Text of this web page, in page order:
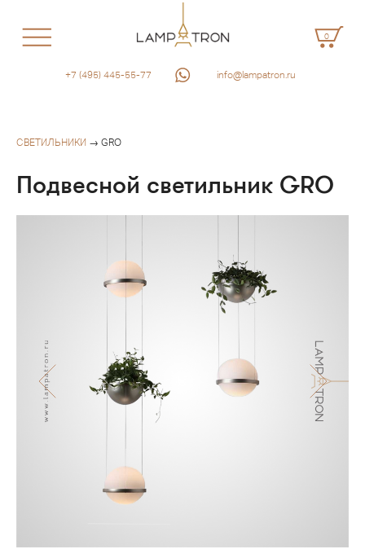
0
+7 (495) 445-55-77 info@lampatron.ru
СВЕТИЛЬНИКИ → GRO
Подвесной светильник GRO